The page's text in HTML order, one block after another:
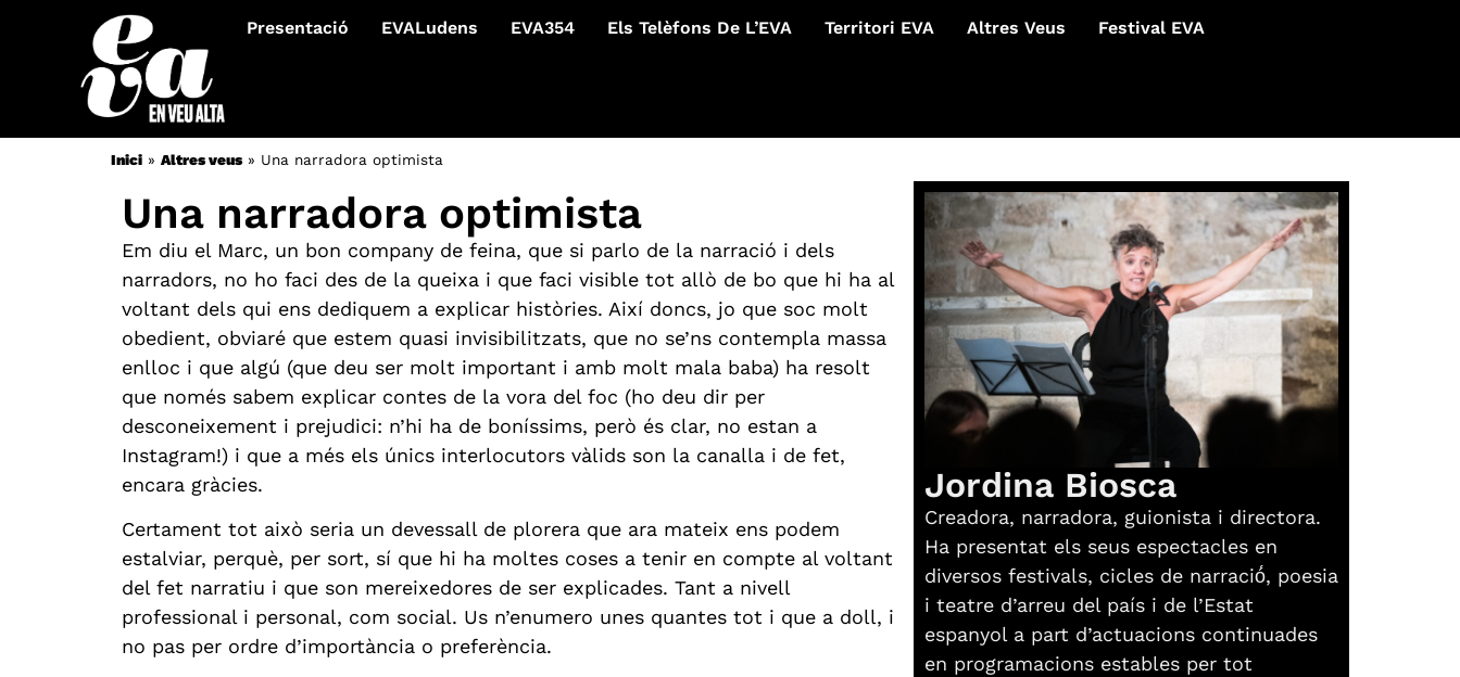
Presentació EVALudens EVA354 Els Telèfons De L’EVA Territori EVA Altres Veus Festival EVA
Inici » Altres veus» Una narradora optimista
Una narradora optimista
Em diu el Marc, un bon company de feina, que si parlo de la narració i dels
narradors, no ho faci des de la queixa i que faci visible tot allò de bo que hi ha al
voltant dels qui ens dediquem a explicar històries. Així doncs, jo que soc molt
obedient, obviaré que estem quasi invisibilitzats, que no se’ns contempla massa
enlloc i que algú (que deu ser molt important i amb molt mala baba) ha resolt
que només sabem explicar contes de la vora del foc (ho deu dir per
desconeixement i prejudici: n’hi ha de boníssims, però és clar, no estan a
Instagram!) i que a més els únics interlocutors vàlids son la canalla i de fet,
encara gràcies.
Certament tot això seria un devessall de plorera que ara mateix ens podem
estalviar, perquè, per sort, sí que hi ha moltes coses a tenir en compte al voltant
del fet narratiu i que son mereixedores de ser explicades. Tant a nivell
professional i personal, com social. Us n’enumero unes quantes tot i que a doll, i
no pas per ordre d’importància o preferència.
Jordina Biosca
Creadora, narradora, guionista i directora.
Ha presentat els seus espectacles en
diversos festivals, cicles de narració́, poesia
i teatre d’arreu del país i de l’Estat
espanyol a part d’actuacions continuades
en programacions estables per tot